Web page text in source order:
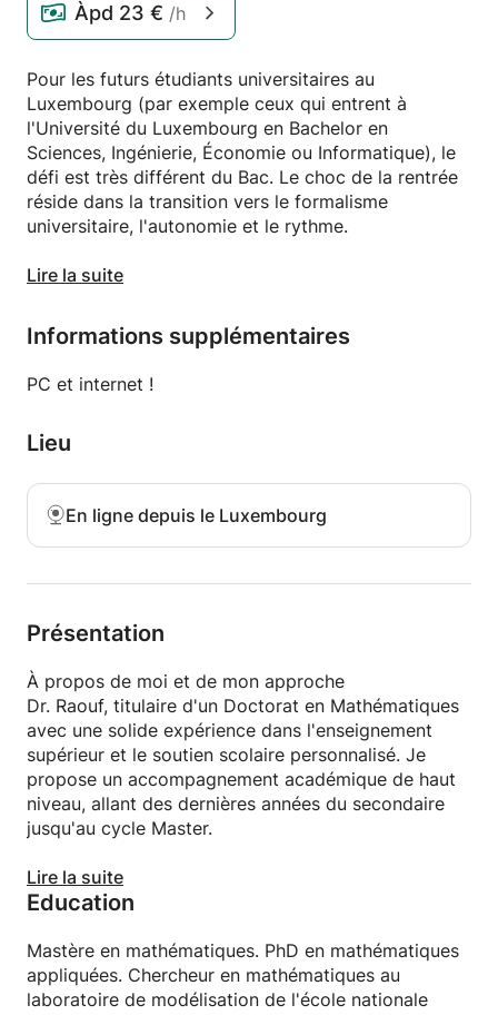
Àpd 23 € /h
Pour les futurs étudiants universitaires au
Luxembourg (par exemple ceux qui entrent à
l'Université du Luxembourg en Bachelor en
Sciences, Ingénierie, Économie ou Informatique), le
défi est très différent du Bac. Le choc de la rentrée
réside dans la transition vers le formalisme
universitaire, l'autonomie et le rythme.
Voici une proposition d'annonce spécifiquement
"Lycée-Université" pour attirer à la fois les étudiants
et les parents soucieux de cette étape cruciale.
### **Titre de l'annonce**
**Réussir sa rentrée : Stage d'été intensif "Passerelle
---
**À propos de ce cours**
Le passage du lycée à l'enseignement supérieur
(Bachelor) est un cap majeur. En mathématiques, la
marche est souvent haute : le rythme s'accélère, le
langage devient plus abstrait et le niveau d'exigence
en rigueur et en démonstration augmente
considérablement. De nombreux étudiants se
laissent surprendre dès le premier semestre.
passerelle** conçue spécifiquement pour les futurs
étudiants en Bachelor (Sciences et Ingénierie,
au Luxembourg ou à l'étranger. L'objectif est de
combler le fossé entre les exigences du lycée et les
attentes de l'université pour entamer votre première
Lire la suite
Informations supplémentaires
PC et internet !
Lieu
En ligne depuis le Luxembourg
Présentation
À propos de moi et de mon approche
Dr. Raouf, titulaire d'un Doctorat en Mathématiques
avec une solide expérience dans l'enseignement
supérieur et le soutien scolaire personnalisé. Je
propose un accompagnement académique de haut
niveau, allant des dernières années du secondaire
jusqu'au cycle Master.
Mon objectif n'est pas seulement de vous faire
réussir vos examens, mais de vous transmettre une
mathématiques. Face à des cursus de plus en plus
compétitifs, je vous aide à structurer votre
raisonnement, à acquérir une rigueur infaillible et à
Lire la suite
Education
Mastère en mathématiques. PhD en mathématiques
appliquées. Chercheur en mathématiques au
laboratoire de modélisation de l'école nationale